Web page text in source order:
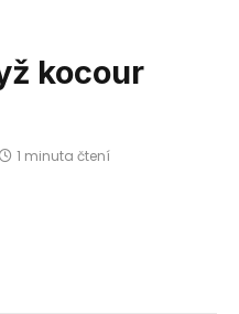
kocour
1 minuta čtení